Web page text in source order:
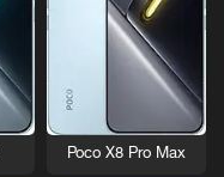
Poco X8 Pro Max